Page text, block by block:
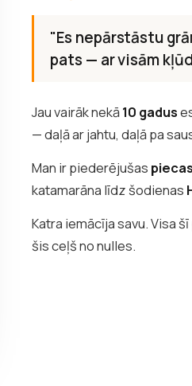
"Es nepārstāstu
pats — ar visām
Jau vairāk nekā10 gadus
— daļā ar jahtu, daļā pa
Man ir piederējušas
katamarāna līdz šodienas
Katra iemācīja savu. Visa
šis ceļš no nulles.